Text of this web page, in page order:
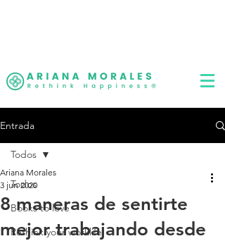
Entrada
Todos
Books to love
Rethink your worklife
Todos
8 maneras de sentirte
mejor trabajando desde
Ariana Morales
3 jun 2020